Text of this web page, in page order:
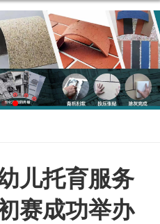
儿托育服务
赛成功举办